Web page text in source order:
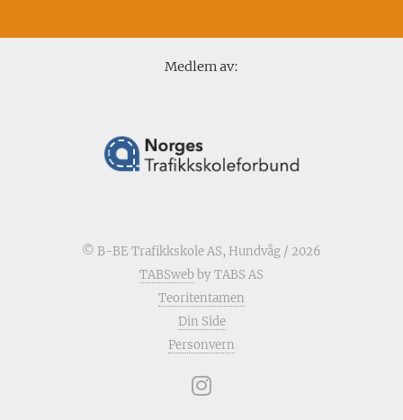
Medlem av:
© B-BE Trafikkskole AS, Hundvåg / 2026
TABSwebby TABS AS
Teoritentamen
Din Side
Personvern